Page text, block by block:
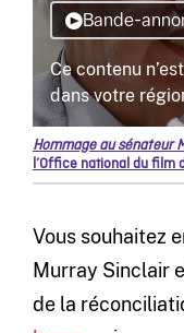
Hommage au sénateur
l’Office national du film
Vous souhaitez
Murray Sinclair
de la